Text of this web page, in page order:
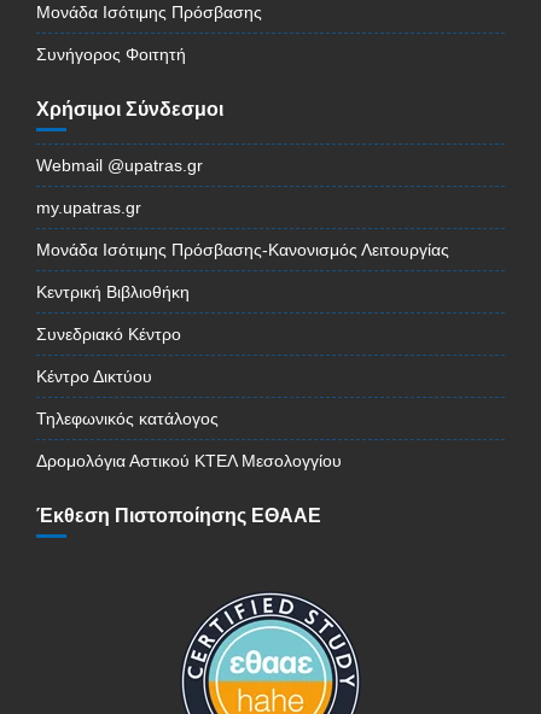
Μονάδα Ισότιμης Πρόσβασης
Συνήγορος Φοιτητή
Χρήσιμοι Σύνδεσμοι
Webmail @upatras.gr
my.upatras.gr
Μονάδα Ισότιμης Πρόσβασης-Κανονισμός Λειτουργίας
Κεντρική Βιβλιοθήκη
Συνεδριακό Κέντρο
Κέντρο Δικτύου
Τηλεφωνικός κατάλογος
Δρομολόγια Αστικού ΚΤΕΛ Μεσολογγίου
Έκθεση Πιστοποίησης ΕΘΑΑΕ